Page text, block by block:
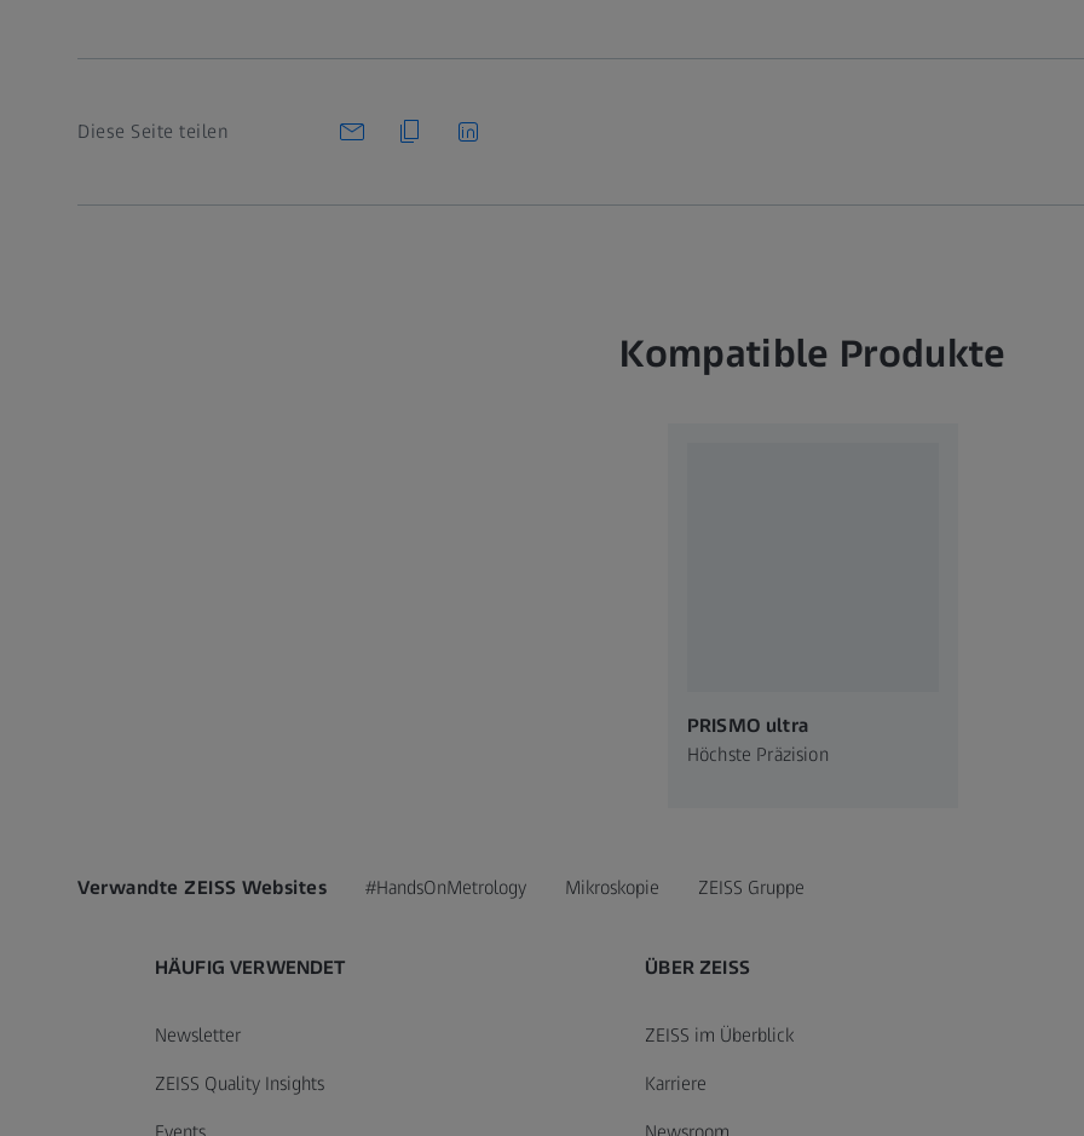
Diese Seite teilen
Kompatible Produkte
PRISMO ultra
Höchste Präzision​
Verwandte ZEISS Websites #HandsOnMetrology Mikroskopie ZEISS Gruppe
HÄUFIG VERWENDET
Newsletter
ZEISS Quality Insights
ÜBER ZEISS
ZEISS im Überblick
Karriere